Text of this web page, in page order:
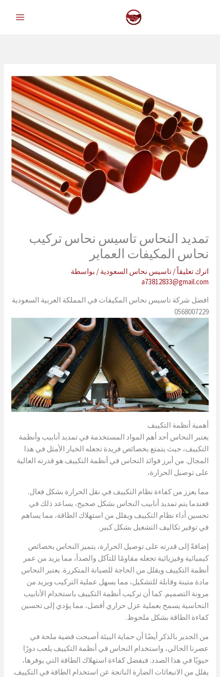
تمديد النحاس تاسيس نحاس تركيب
نحاس المكيفات العماير
اترك تعليقاً/تاسيس نحاس السعودية / بواسطة
a73812833@gmail.com
افضل شركة تاسيس نحاس المكيفات في المملكة العربية السعودية
0568007229
أهمية أنظمة التكييف
يعتبر النحاس أحد أهم المواد المستخدمة في تمديد أنابيب وأنظمة
التكييف، حيث يتمتع بخصائص فريدة تجعله الخيار الأمثل في هذا
المجال. من أبرز فوائد النحاس في أنظمة التكييف هو قدرته العالية
على توصيل الحرارة،
مما يعزز من كفاءة نظام التكييف في نقل الحرارة بشكل فعال.
فعندما يتم تمديد أنابيب النحاس بشكل صحيح، يساعد ذلك في
تحسين أداء نظام التكييف ويقلل من استهلاك الطاقة، مما يساهم
في توفير تكاليف التشغيل بشكل كبير.
إضافةً إلى قدرته على توصيل الحرارة، يتميز النحاس بخصائص
كيميائية وفيزيائية تجعله مقاومًا للتآكل والصدأ، مما يزيد من عمر
أنظمة التكييف ويقلل من الحاجة للصيانة المتكررة. يعتبر النحاس
مادة متينة وقابلة للتشكيل، مما يسهل عملية التركيب ويزيد من
مرونة التصميم. كما أن تركيب أنظمة التكييف باستخدام الأنابيب
النحاسية يسمح بعملية عزل حراري أفضل، مما يؤدي إلى تحسين
كفاءة الطاقة بشكل ملحوظ.
من الجدير بالذكر أيضًا أن حماية البيئة أصبحت قضية ملحة في
عصرنا الحالي، واستخدام النحاس في أنظمة التكييف يلعب دورًا
حيويًا في هذا الصدد. فبفضل كفاءة استهلاك الطاقة التي يوفرها،
يقلل من الانبعاثات الضارة الناتجة عن استخدام الطاقة في التكييف.